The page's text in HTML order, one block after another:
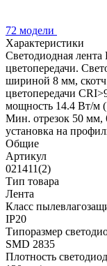
72 модели
Характеристики
Светодиодная
цветопередачи.
шириной 8 мм,
цветопередачи
мощность 14.4 Вт/м
Мин. отрезок 50 мм,
установка на
Общие
Артикул
021411(2)
Тип товара
Лента
Класс
IP20
Типоразмер
SMD 2835
Плотность